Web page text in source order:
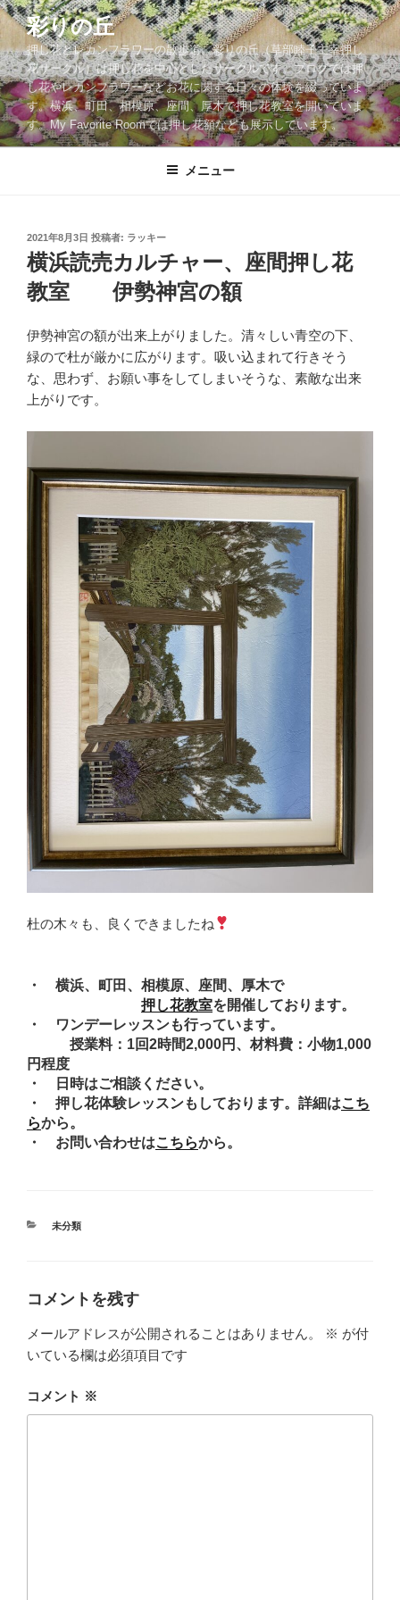
コ
ン
テ
ン
ツ
へ
ス
彩りの丘
押し花とレカンフラワーの散歩道。彩りの丘（草部睦子主宰押し
花サークル）は押し花を中心としたサークルです。ブログでは押
し花やレカンフラワーなどお花に関する日々の体験を綴っていま
す。横浜、町田、相模原、座間、厚木で押し花教室を開いていま
す。My Favorite Roomでは押し花額なども展示しています。
メニュー
投
稿
日:
2021年8月3日 投稿者: ラッキー
横浜読売カルチャー、座間押し花
教室 伊勢神宮の額
伊勢神宮の額が出来上がりました。清々しい青空の下、
緑ので杜が厳かに広がります。吸い込まれて行きそう
な、思わず、お願い事をしてしまいそうな、素敵な出来
上がりです。
杜の木々も、良くできましたね
・ 横浜、町田、相模原、座間、厚木で
押し花教室を開催しております。
・ ワンデーレッスンも行っています。
授業料：1回2時間2,000円、材料費：小物1,000
円程度
・ 日時はご相談ください。
・ 押し花体験レッスンもしております。詳細はこち
らから。
・ お問い合わせはこちらから。
カ
未分類
コメントを残す
メールアドレスが公開されることはありません。 ※ が付
いている欄は必須項目です
コメント ※